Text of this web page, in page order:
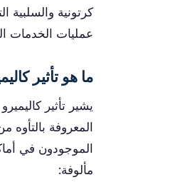
كرتونية
عمليات الخدمات
ما هو تأثير
يشير تأثير
المعروفة
الموجودون في
مألوفة: